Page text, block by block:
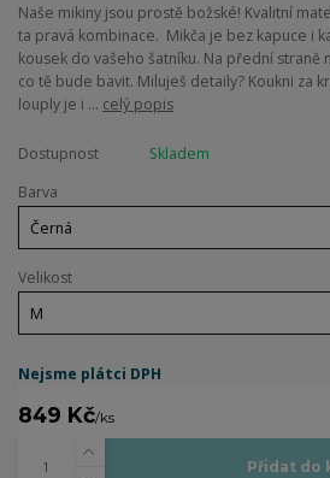
Naše mikiny jsou prostě božské! Kvalitní
ta pravá kombinace. Mikča je bez kapuce i
kousek do vašeho šatníku. Na přední straně
co tě bude bavit. Miluješ detaily? Koukni za
louply je i ... celý popis
Dostupnost
Skladem
Barva
Velikost
Nejsme plátci DPH
849 Kč/ks
Přidat do